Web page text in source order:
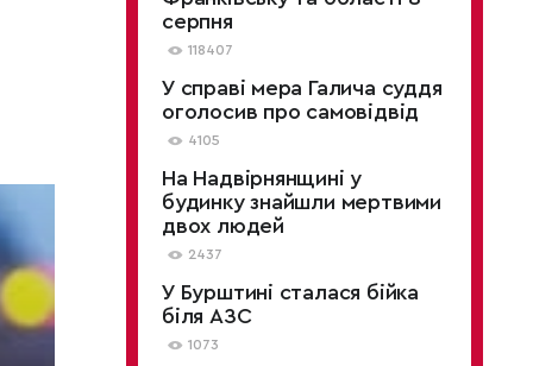
серпня
118407
У справі мера Галича суддя
оголосив про самовідвід
4105
На Надвірнянщині у
будинку знайшли мертвими
двох людей
2437
У Бурштині сталася бійка
біля АЗС
1073